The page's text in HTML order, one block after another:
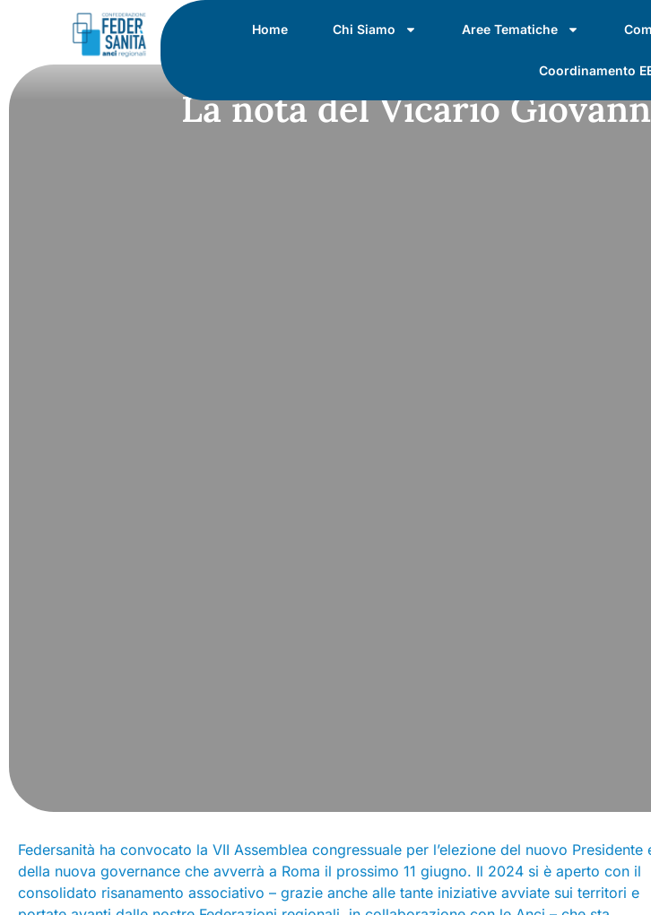
Home Chi Siamo Aree Tematiche
Coordinamento
La nota del Vicario
Federsanità ha convocato la VII Assemblea congressuale per l’elezione del nuovo Presidente
della nuova governance che avverrà a Roma il prossimo 11 giugno. Il 2024 si è aperto con il
consolidato risanamento associativo – grazie anche alle tante iniziative avviate sui territori e